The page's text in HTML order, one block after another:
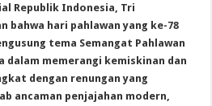
Republik Indonesia, Tri
bahwa hari pahlawan yang ke-78
tema Semangat Pahlawan
dalam memerangi kemiskinan dan
dengan renungan yang
ancaman penjajahan modern,